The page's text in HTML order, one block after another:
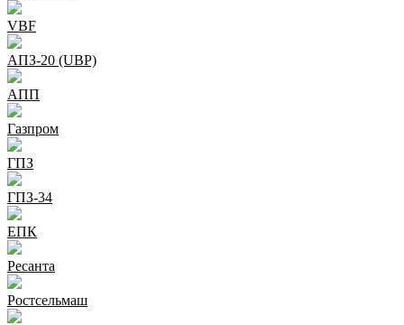
VBF
АПЗ-20 (UBP)
АПП
Газпром
ГПЗ
ГПЗ-34
ЕПК
Ресанта
Ростсельмаш